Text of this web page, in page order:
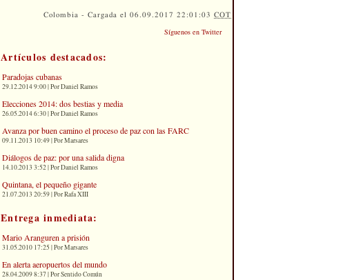
Colombia - Cargada el 06.09.2017 22:01:03COT
Síguenos en Twitter
Artículos destacados:
Paradojas cubanas
29.12.2014 9:00 | Por Daniel Ramos
Elecciones 2014: dos bestias y media
26.05.2014 6:30 | Por Daniel Ramos
Avanza por buen camino el proceso de paz con las FARC
09.11.2013 10:49 | Por Marsares
Diálogos de paz: por una salida digna
14.10.2013 3:52 | Por Daniel Ramos
Quintana, el pequeño gigante
21.07.2013 20:59 | Por Rafa XIII
Entrega inmediata:
Mario Aranguren a prisión
31.05.2010 17:25 | Por Marsares
En alerta aeropuertos del mundo
28.04.2009 8:37 | Por Sentido Común